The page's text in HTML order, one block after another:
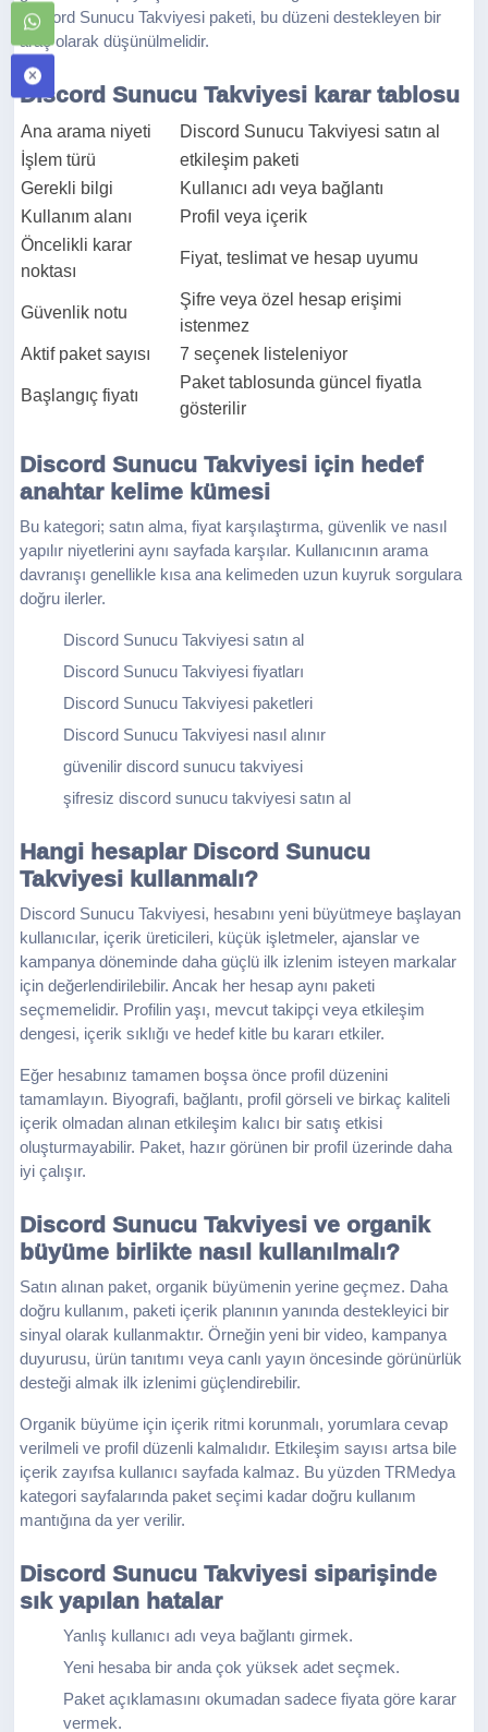
Discord Sunucu Takviyesi paketi, bu düzeni destekleyen bir
araç olarak düşünülmelidir.
Discord Sunucu Takviyesi karar tablosu
Ana arama niyeti
Discord Sunucu Takviyesi satın al
İşlem türü
etkileşim paketi
Gerekli bilgi
Kullanıcı adı veya bağlantı
Kullanım alanı
Profil veya içerik
Öncelikli karar
noktası
Fiyat, teslimat ve hesap uyumu
Güvenlik notu
Şifre veya özel hesap erişimi
istenmez
Aktif paket sayısı
7 seçenek listeleniyor
Başlangıç fiyatı
Paket tablosunda güncel fiyatla
gösterilir
Discord Sunucu Takviyesi için hedef
anahtar kelime kümesi
Bu kategori; satın alma, fiyat karşılaştırma, güvenlik ve nasıl
yapılır niyetlerini aynı sayfada karşılar. Kullanıcının arama
davranışı genellikle kısa ana kelimeden uzun kuyruk sorgulara
doğru ilerler.
Discord Sunucu Takviyesi satın al
Discord Sunucu Takviyesi fiyatları
Discord Sunucu Takviyesi paketleri
Discord Sunucu Takviyesi nasıl alınır
güvenilir discord sunucu takviyesi
şifresiz discord sunucu takviyesi satın al
Hangi hesaplar Discord Sunucu
Takviyesi kullanmalı?
Discord Sunucu Takviyesi, hesabını yeni büyütmeye başlayan
kullanıcılar, içerik üreticileri, küçük işletmeler, ajanslar ve
kampanya döneminde daha güçlü ilk izlenim isteyen markalar
için değerlendirilebilir. Ancak her hesap aynı paketi
seçmemelidir. Profilin yaşı, mevcut takipçi veya etkileşim
dengesi, içerik sıklığı ve hedef kitle bu kararı etkiler.
Eğer hesabınız tamamen boşsa önce profil düzenini
tamamlayın. Biyografi, bağlantı, profil görseli ve birkaç kaliteli
içerik olmadan alınan etkileşim kalıcı bir satış etkisi
oluşturmayabilir. Paket, hazır görünen bir profil üzerinde daha
iyi çalışır.
Discord Sunucu Takviyesi ve organik
büyüme birlikte nasıl kullanılmalı?
Satın alınan paket, organik büyümenin yerine geçmez. Daha
doğru kullanım, paketi içerik planının yanında destekleyici bir
sinyal olarak kullanmaktır. Örneğin yeni bir video, kampanya
duyurusu, ürün tanıtımı veya canlı yayın öncesinde görünürlük
desteği almak ilk izlenimi güçlendirebilir.
Organik büyüme için içerik ritmi korunmalı, yorumlara cevap
verilmeli ve profil düzenli kalmalıdır. Etkileşim sayısı artsa bile
içerik zayıfsa kullanıcı sayfada kalmaz. Bu yüzden TRMedya
kategori sayfalarında paket seçimi kadar doğru kullanım
mantığına da yer verilir.
Discord Sunucu Takviyesi siparişinde
sık yapılan hatalar
Yanlış kullanıcı adı veya bağlantı girmek.
Yeni hesaba bir anda çok yüksek adet seçmek.
Paket açıklamasını okumadan sadece fiyata göre karar
vermek.